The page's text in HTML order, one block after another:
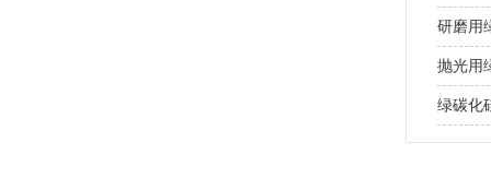
研磨用
抛光用
绿碳化